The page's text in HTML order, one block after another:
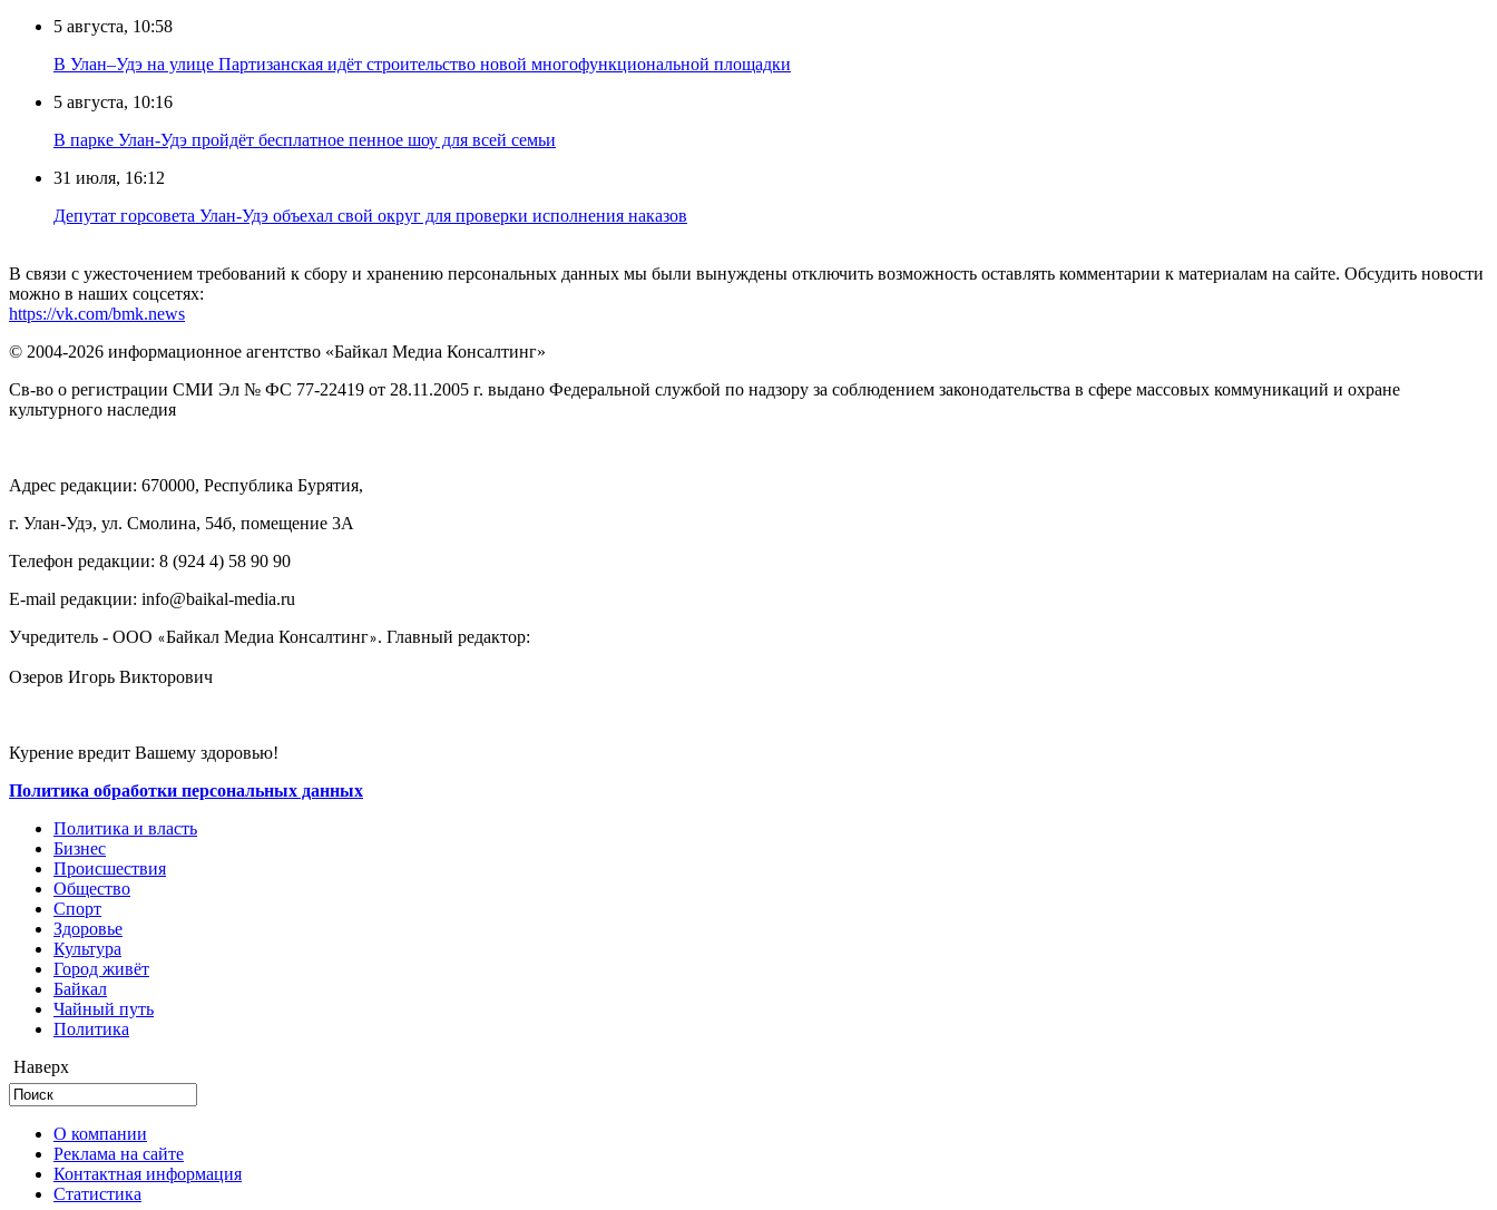
5 августа, 10:58
В Улан–Удэ на улице Партизанская идёт строительство новой многофункциональной площадки
5 августа, 10:16
В парке Улан-Удэ пройдёт бесплатное пенное шоу для всей семьи
31 июля, 16:12
Депутат горсовета Улан-Удэ объехал свой округ для проверки исполнения наказов
В связи с ужесточением требований к сбору и хранению персональных данных мы были вынуждены отключить возможность оставлять комментарии к материалам на сайте. Обсудить новости
можно в наших соцсетях:
https://vk.com/bmk.news
© 2004-2026 информационное агентство «Байкал Медиа Консалтинг»
Св-во о регистрации СМИ Эл № ФС 77-22419 от 28.11.2005 г. выдано Федеральной службой по надзору за соблюдением законодательства в сфере массовых коммуникаций и охране
культурного наследия
Адрес редакции: 670000, Республика Бурятия,
г. Улан-Удэ, ул. Смолина, 54б, помещение 3А
Телефон редакции: ‎‎8 (924 4) 58 90 90
E-mail редакции: info@baikal-media.ru
Учредитель - ООО «Байкал Медиа Консалтинг». Главный редактор:
Озеров Игорь Викторович
Курение вредит Вашему здоровью!
Политика обработки персональных данных
Политика и власть
Бизнес
Происшествия
Общество
Cпорт
Здоровье
Культура
Город живёт
Байкал
Чайный путь
Политика
Наверх
О компании
Реклама на сайте
Контактная информация
Статистика